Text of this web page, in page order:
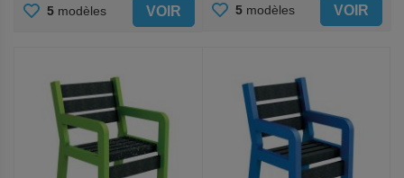
AJOUTER
5 modèles VOIR AJOUTER
5 modèles VOIR